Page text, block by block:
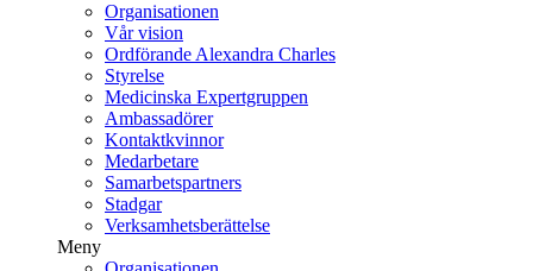
Organisationen
Vår vision
Ordförande Alexandra Charles
Styrelse
Medicinska Expertgruppen
Ambassadörer
Kontaktkvinnor
Medarbetare
Samarbetspartners
Stadgar
Verksamhetsberättelse
Meny